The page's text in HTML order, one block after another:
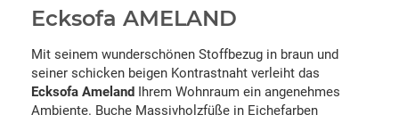
Ecksofa AMELAND
Mit seinem wunderschönen Stoffbezug in braun und
seiner schicken beigen Kontrastnaht verleiht das
Ecksofa Ameland Ihrem Wohnraum ein angenehmes
Ambiente. Buche Massivholzfüße in Eichefarben